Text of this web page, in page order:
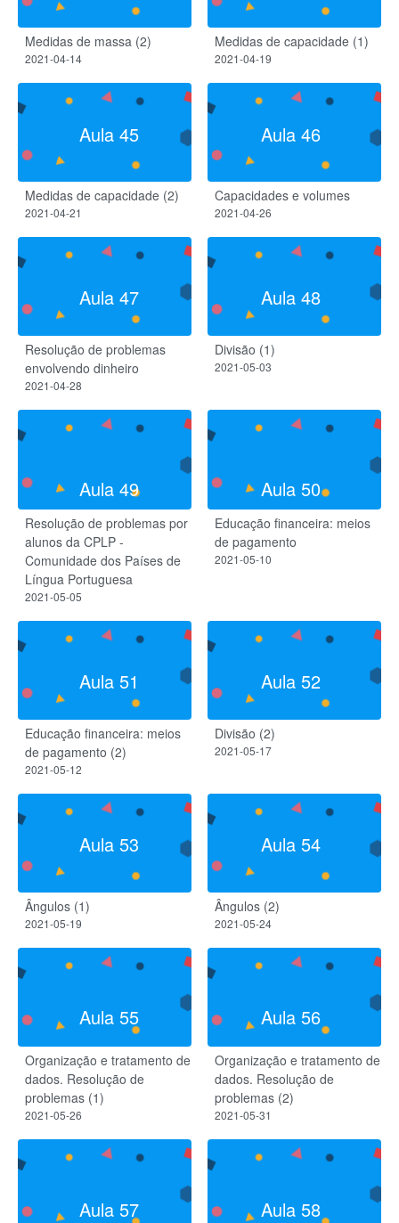
Medidas de massa (2)
2021-04-14
Medidas de capacidade (1)
2021-04-19
Aula 45
Medidas de capacidade (2)
2021-04-21
Aula 46
Capacidades e volumes
2021-04-26
Aula 47
Resolução de problemas
envolvendo dinheiro
2021-04-28
Aula 48
Divisão (1)
2021-05-03
Aula 49
Resolução de problemas por
alunos da CPLP -
Comunidade dos Países de
Língua Portuguesa
2021-05-05
Aula 50
Educação financeira: meios
de pagamento
2021-05-10
Aula 51
Educação financeira: meios
de pagamento (2)
2021-05-12
Aula 52
Divisão (2)
2021-05-17
Aula 53
Ângulos (1)
2021-05-19
Aula 54
Ângulos (2)
2021-05-24
Aula 55
Organização e tratamento de
dados. Resolução de
problemas (1)
2021-05-26
Aula 56
Organização e tratamento de
dados. Resolução de
problemas (2)
2021-05-31
Aula 57 Aula 58